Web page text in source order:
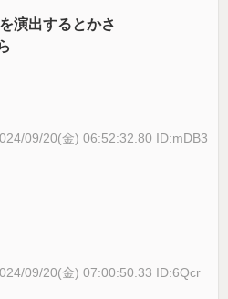
演出するとかさ
09/20(金) 06:52:32.80 ID:mDB3
09/20(金) 07:00:50.33 ID:6Qcr